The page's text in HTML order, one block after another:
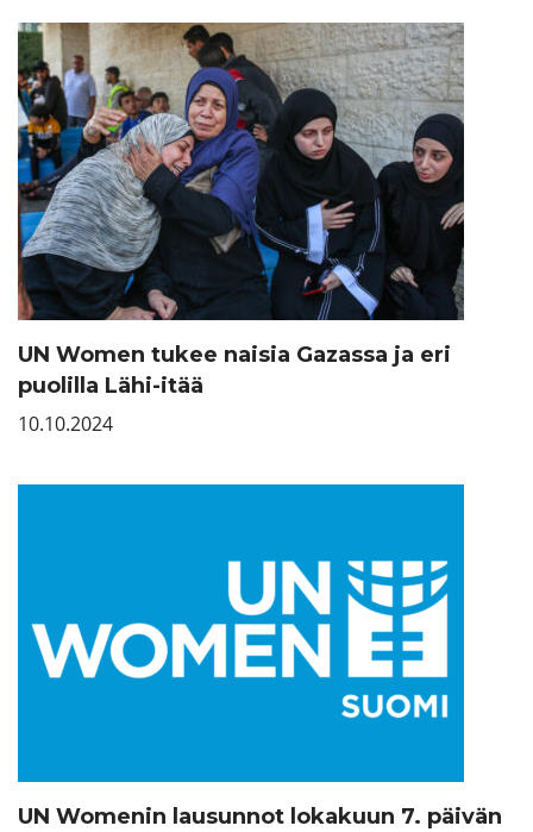
UN Women tukee naisia Gazassa ja eri
puolilla Lähi-itää
10.10.2024
UN Womenin lausunnot lokakuun 7. päivän